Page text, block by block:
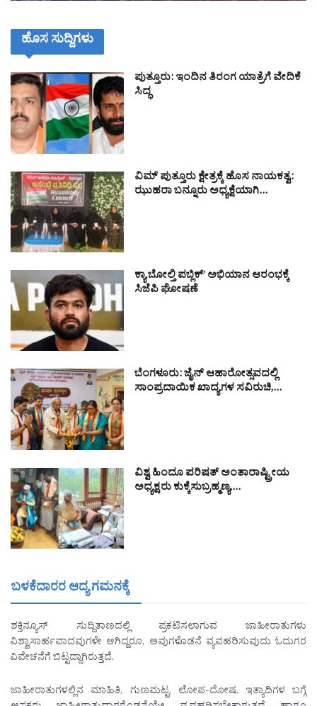
ಹೊಸ ಸುದ್ದಿಗಳು
ಪುತ್ತೂರು: ಇಂದಿನ ತಿರಂಗ ಯಾತ್ರೆಗೆ ವೇದಿಕೆ
ಸಿದ್ಧ
ವಿಮ್ ಪುತ್ತೂರು ಕ್ಷೇತ್ರಕ್ಕೆ ಹೊಸ ನಾಯಕತ್ವ:
ಝುಹರಾ ಬನ್ನೂರು ಅಧ್ಯಕ್ಷೆಯಾಗಿ…
ಕ್ಯಾ ಬೋಲ್ತಿ ಪಬ್ಲಿಕ್’ ಅಭಿಯಾನ ಆರಂಭಕ್ಕೆ
ಸಿಜೆಪಿ ಘೋಷಣೆ
ಬೆಂಗಳೂರು: ಜೈನ್ ಆಹಾರೋತ್ಸವದಲ್ಲಿ
ಸಾಂಪ್ರದಾಯಿಕ ಖಾದ್ಯಗಳ ಸವಿರುಚಿ,…
ವಿಶ್ವ ಹಿಂದೂ ಪರಿಷತ್ ಅಂತಾರಾಷ್ಟ್ರೀಯ
ಅಧ್ಯಕ್ಷರು ಕುಕ್ಕೆಸುಬ್ರಹ್ಮಣ್ಯ,…
ಬಳಕೆದಾರರ ಆದ್ಯ ಗಮನಕ್ಕೆ
ಶಕ್ತಿನ್ಯೂಸ್ ಸುದ್ದಿತಾಣದಲ್ಲಿ ಪ್ರಕಟಿಸಲಾಗುವ ಜಾಹೀರಾತುಗಳು
ವಿಶ್ವಾಸಾರ್ಹವಾದವುಗಳೇ ಆಗಿದ್ದರೂ, ಅವುಗಳೊಡನೆ ವ್ಯವಹರಿಸುವುದು ಓದುಗರ
ವಿವೇಚನೆಗೆ ಬಿಟ್ಟದ್ದಾಗಿರುತ್ತದೆ.
ಜಾಹೀರಾತುಗಳಲ್ಲಿನ ಮಾಹಿತಿ, ಗುಣಮಟ್ಟ, ಲೋಪ-ದೋಷ, ಇತ್ಯಾದಿಗಳ ಬಗ್ಗೆ